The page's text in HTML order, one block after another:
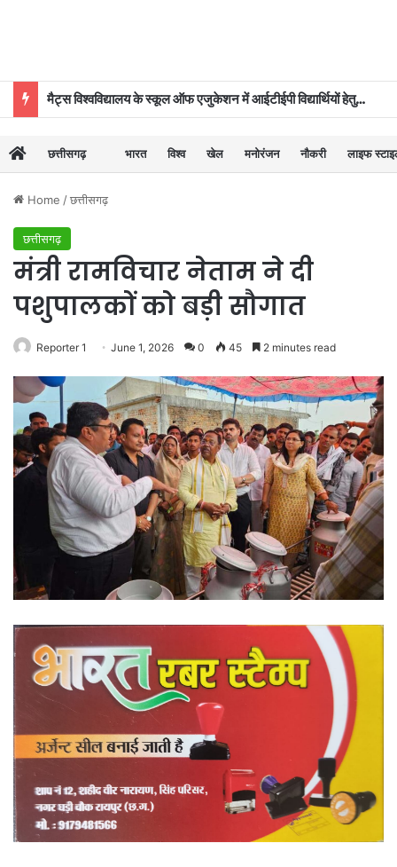
मैट्स विश्वविद्यालय के स्कूल ऑफ एजुकेशन में आईटीईपी विद्यार्थियों हेतु ‘दीक्षारंभ–2026’ का शुभारंभ
छत्तीसगढ़ भारत विश्व खेल मनोरंजन नौकरी लाइफ
Home /छत्तीसगढ़
छत्तीसगढ़
मंत्री रामविचार नेताम ने दी
पशुपालकों को बड़ी सौगात
Reporter 1 June 1, 2026 0 45 2 minutes read